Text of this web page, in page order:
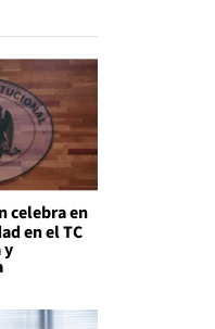
celebra en
en el TC
y